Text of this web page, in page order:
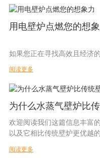
供暖方式。告别污浊的空气
水雾化壁炉开启了家庭供暖
焰。Art Fireplace 是水雾化
暖革命。
艺术壁炉是一款高科技解决
和排放物的传统壁炉不同，
着您可以享受熊熊燃烧的火
响。
艺术壁炉的一大优势在于其
可能需要数天时间，而艺术
使用。此外，这款壁炉无需
便，使用安全可靠。
用电壁炉点燃您的想
如果您正在寻找高效且经济
长。
乙醇壁炉被称为乙醇加热器
燃烧器或生物燃料壁炉，其
盘、优质防护屏以及盖子或
加热器唯一的燃烧副产物，
阅读更多
为什么水蒸气壁炉比
欢迎阅读我们这篇信息丰富
以及它相比传统壁炉更优越
了。在本篇综合指南中，我
阅读更多